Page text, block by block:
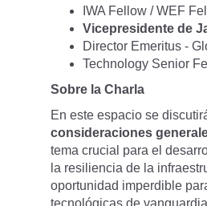
IWA Fellow / WEF
Vicepresidente de
Director Emeritus -
Technology Senior
Sobre la Charla
En este espacio se
consideraciones
tema crucial para el
la resiliencia de la
oportunidad imperdible
tecnológicas de